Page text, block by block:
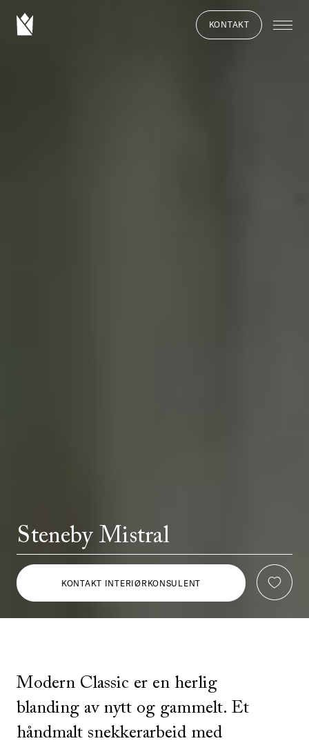
KONTAKT
Steneby Mistral
KONTAKT INTERIØRKONSULENT
Modern Classic er en herlig
blanding av nytt og gammelt. Et
håndmalt snekkerarbeid med